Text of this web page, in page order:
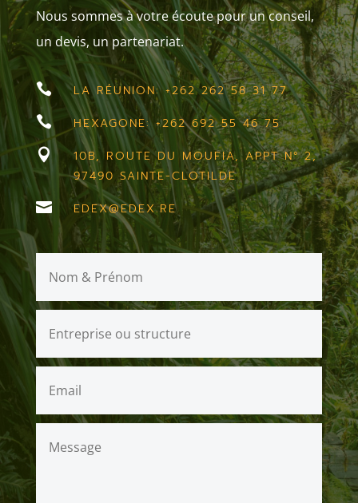
Nous sommes à votre écoute pour un conseil,
un devis, un partenariat.
 LA RÉUNION: +262 262 58 31 77
 HEXAGONE: +262 692 55 46 75

10B, ROUTE DU MOUFIA, APPT N° 2,
97490 SAINTE-CLOTILDE
 EDEX@EDEX.RE